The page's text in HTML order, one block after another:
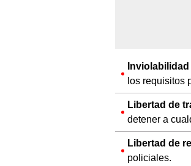
los requisitos
Libertad de
detener a
Libertad de
policiales.